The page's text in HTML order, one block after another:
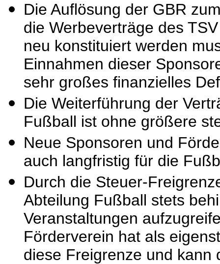
Die Auflösung der GBR
die Werbeverträge des
neu konstituiert werden
Einnahmen dieser
sehr großes finanzielles
Die Weiterführung der
Fußball ist ohne größere
Neue Sponsoren und
auch langfristig für die
Durch die Steuer-
Abteilung Fußball stets
Veranstaltungen
Förderverein hat als
diese Freigrenze und kann